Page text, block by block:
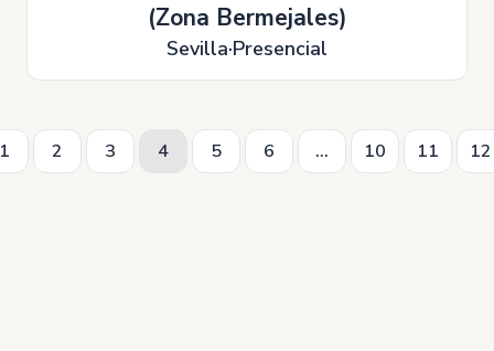
(Zona Bermejales)
Sevilla Presencial
1 2 3 4 5 6 ... 10 11 12